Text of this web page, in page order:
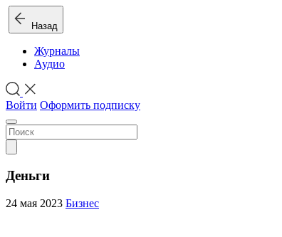
Назад
Журналы
Аудио
Войти Оформить подписку
Деньги
24 мая 2023 Бизнес